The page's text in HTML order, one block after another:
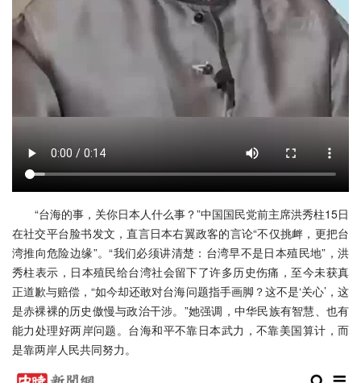
“台海的事，关你日本人什么事？”中国国民党前主席洪秀柱15日
在社交平台脸书发文，直言日本右翼政客的言论“不仅挑衅，更把台
湾推向危险边缘”。“我们必须讲清楚：台湾早不是日本殖民地”，洪
秀柱表示，日本殖民给台湾社会留下了许多历史伤痛，至今未获真
正道歉与赔偿，“如今却还敢对台海问题指手画脚？这不是‘关心’，这
是赤裸裸的历史傲慢与政治干涉。”她强调，中华民族有智慧、也有
能力处理好两岸问题。台海和平不靠日本武力，不靠美国算计，而
是靠两岸人民共同努力。